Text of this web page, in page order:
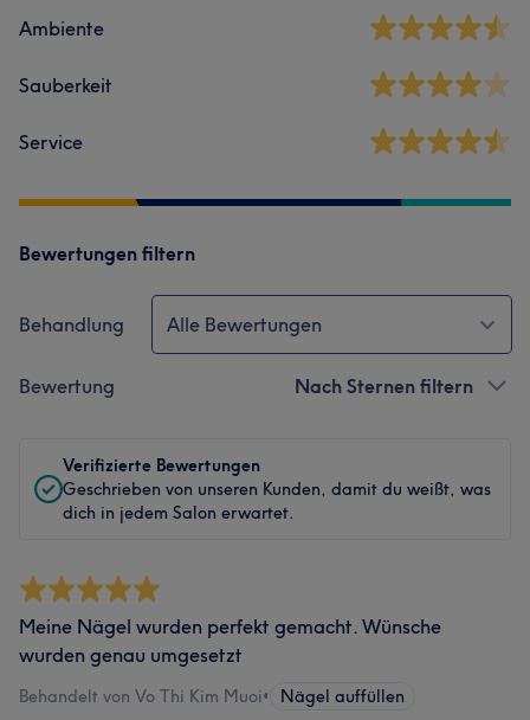
Ambiente
Sauberkeit
Service
Bewertungen filtern
Behandlung Alle Bewertungen
Bewertung Nach Sternen filtern
Verifizierte Bewertungen
Geschrieben von unseren Kunden, damit du weißt, was
dich in jedem Salon erwartet.
Meine Nägel wurden perfekt gemacht. Wünsche
wurden genau umgesetzt
Behandelt von Vo Thi Kim Muoi• Nägel auffüllen